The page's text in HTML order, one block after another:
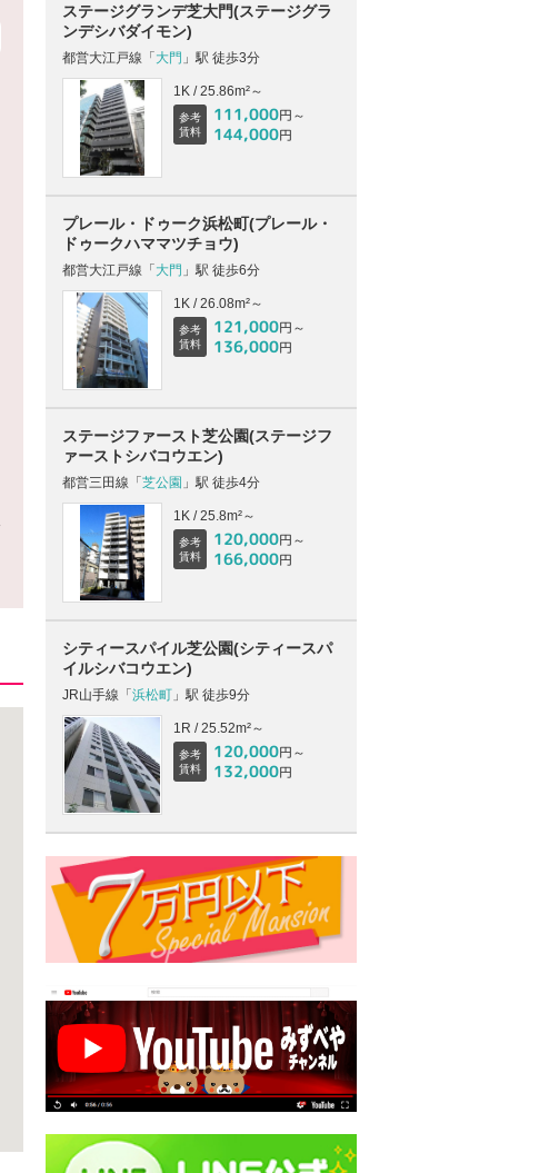
ステージグランデ芝大門(ステージグラ
ンデシバダイモン)
都営大江戸線「大門 」駅 徒歩3分
1K / 25.86m²～
参考
賃料
111,000円～
144,000円
プレール・ドゥーク浜松町(プレール・
ドゥークハママツチョウ)
都営大江戸線「大門 」駅 徒歩6分
1K / 26.08m²～
参考
賃料
121,000円～
136,000円
ステージファースト芝公園(ステージフ
ァーストシバコウエン)
都営三田線「芝公園 」駅 徒歩4分
1K / 25.8m²～
参考
賃料
120,000円～
166,000円
シティースパイル芝公園(シティースパ
イルシバコウエン)
JR山手線「浜松町 」駅 徒歩9分
1R / 25.52m²～
参考
賃料
120,000円～
132,000円